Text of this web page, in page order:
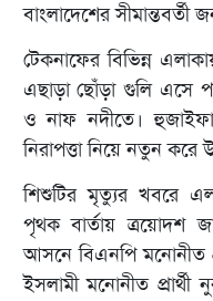
বাংলাদেশের সীমান্তবর্তী
টেকনাফের বিভিন্ন
এছাড়া ছোঁড়া গুলি এসে
ও নাফ নদীতে।
নিরাপত্তা নিয়ে নতুন করে
শিশুটির মৃত্যুর খবরে
পৃথক বার্তায় ত্রয়োদশ
আসনে বিএনপি মনোনীত
ইসলামী মনোনীত